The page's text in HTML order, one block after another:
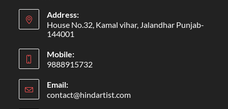
Address:
House No.32, Kamal vihar, Jalandhar Punjab-
144001
Mobile:
9888915732
Email:
contact@hindartist.com